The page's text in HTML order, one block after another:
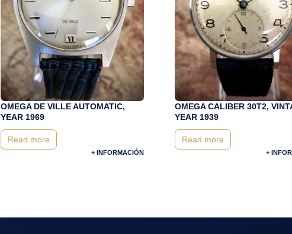
OMEGA DE VILLE AUTOMATIC,
YEAR 1969
Read more
+ INFORMACIÓN
OMEGA CALIBER 30T2,
YEAR 1939
Read more
+